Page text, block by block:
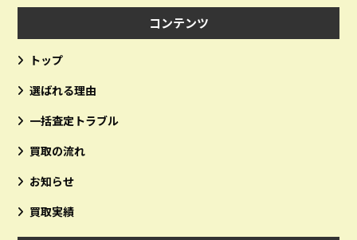
コンテンツ
トップ
選ばれる理由
一括査定トラブル
買取の流れ
お知らせ
買取実績